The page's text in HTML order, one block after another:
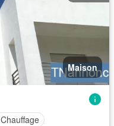
Maison
Chauffage